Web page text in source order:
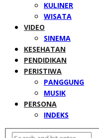
KULINER
WISATA
VIDEO
SINEMA
KESEHATAN
PENDIDIKAN
PERISTIWA
PANGGUNG
MUSIK
PERSONA
INDEKS